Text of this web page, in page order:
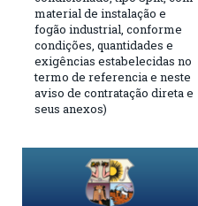
material de instalação e
fogão industrial, conforme
condições, quantidades e
exigências estabelecidas no
termo de referencia e neste
aviso de contratação direta e
seus anexos)